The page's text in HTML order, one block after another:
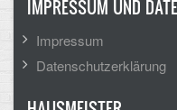
IMPRESSUM UND
Impressum
Datenschutzerklärung